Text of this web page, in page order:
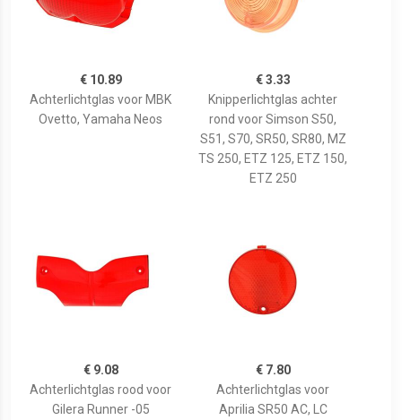
€ 10.89
Achterlichtglas voor MBK
Ovetto, Yamaha Neos
€ 3.33
Knipperlichtglas achter
rond voor Simson S50,
S51, S70, SR50, SR80, MZ
TS 250, ETZ 125, ETZ 150,
ETZ 250
€ 9.08
Achterlichtglas rood voor
Gilera Runner -05
€ 7.80
Achterlichtglas voor
Aprilia SR50 AC, LC